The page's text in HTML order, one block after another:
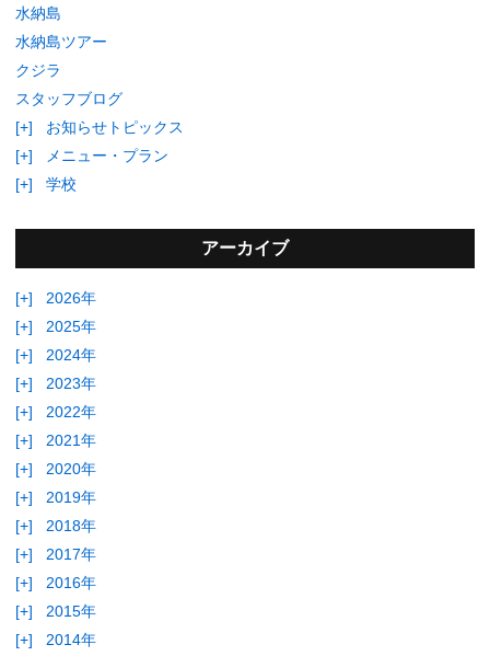
水納島
水納島ツアー
クジラ
スタッフブログ
[+]
お知らせトピックス
[+]
メニュー・プラン
[+]
学校
アーカイブ
[+]
2026年
[+]
2025年
[+]
2024年
[+]
2023年
[+]
2022年
[+]
2021年
[+]
2020年
[+]
2019年
[+]
2018年
[+]
2017年
[+]
2016年
[+]
2015年
[+]
2014年